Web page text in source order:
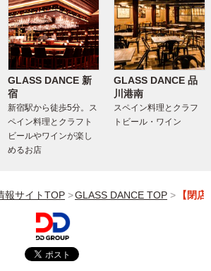
GLASS DANCE 新
宿
新宿駅から徒歩5分。ス
ペイン料理とクラフト
ビールやワインが楽し
めるお店
GLASS DANCE 品
川港南
スペイン料理とクラフ
トビール・ワイン
報サイトTOP GLASS DANCE TOP 【閉